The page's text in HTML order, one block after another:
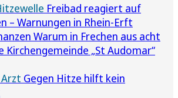
Freibad reagiert auf
– Warnungen in Rhein-Erft
Warum in Frechen aus acht
Kirchengemeinde „St Audomar“
Gegen Hitze hilft kein